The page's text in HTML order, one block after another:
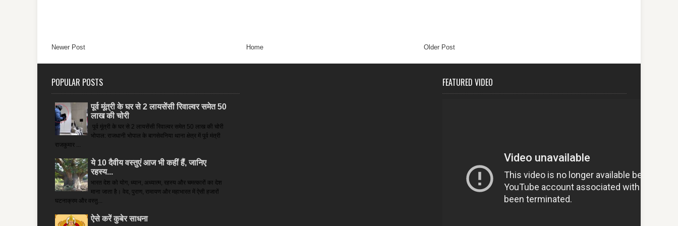
Newer Post Older Post
Home
POPULAR POSTS
पूर्व मूंत्री के घर से 2 लायसेंसी रिवाल्वर समेत 50
लाख की चोरी
पूर्व मूंत्री के घर से 2 लायसेंसी रिवाल्वर समेत 50 लाख की चोरी
भोपाल: राजधानी भोपाल के बागसेवनिया थाना क्षेत्र में पूर्व मंत्री
राजकुमार ...
ये 10 दैवीय वस्तुएं आज भी कहीं हैं, जानिए
रहस्य...
भारत देश को योग, ध्यान, अध्यात्म, रहस्य और चमत्कारों का देश
माना जाता है। वेद, पुराण, रामायण और महाभारत में ऐसी हजारों
घटनाक्रम और वस्तु...
ऐसे करें कुबेर साधना
FEATURED VIDEO